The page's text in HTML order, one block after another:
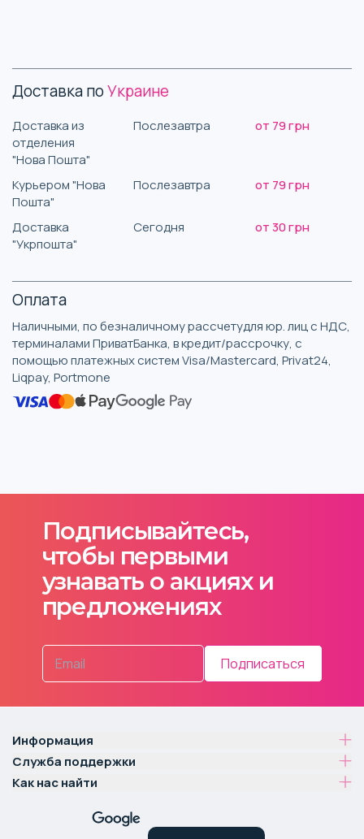
Доставка поУкраине
Доставка из
отделения
"Нова Пошта"
Послезавтра от 79 грн
Курьером "Нова
Пошта"
Послезавтра от 79 грн
Доставка
"Укрпошта"
Сегодня от 30 грн
Оплата
Наличными, по безналичному рассчетудля юр. лиц с НДС,
терминалами ПриватБанка, в кредит/рассрочку, с
помощью платежных систем Visa/Mastercard, Privat24,
Liqpay, Portmone
Подписывайтесь,
чтобы первыми
узнавать о акциях и
предложениях
Подписаться
Информация
Служба поддержки
Как нас найти